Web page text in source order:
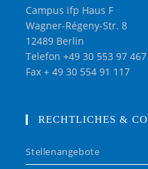
Campus ifp Haus F
Wagner-Régeny-Str. 8
12489 Berlin
Telefon +49 30 553 97 467
Fax + 49 30 554 91 117
RECHTLICHES & CO
Stellenangebote